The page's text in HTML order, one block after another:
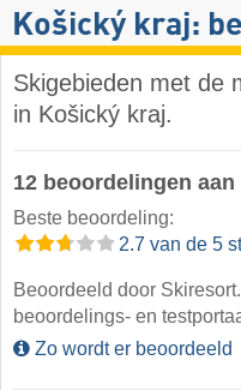
Košický kraj:
Skigebieden met de
in Košický kraj.
12 beoordelingen
Beste beoordeling:
2.7 van de 5
Beoordeeld door
beoordelings- en
Zo wordt er beoordeeld